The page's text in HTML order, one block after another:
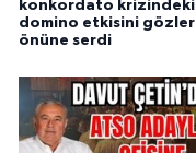
konkordato krizindeki
domino etkisini gözler
önüne serdi